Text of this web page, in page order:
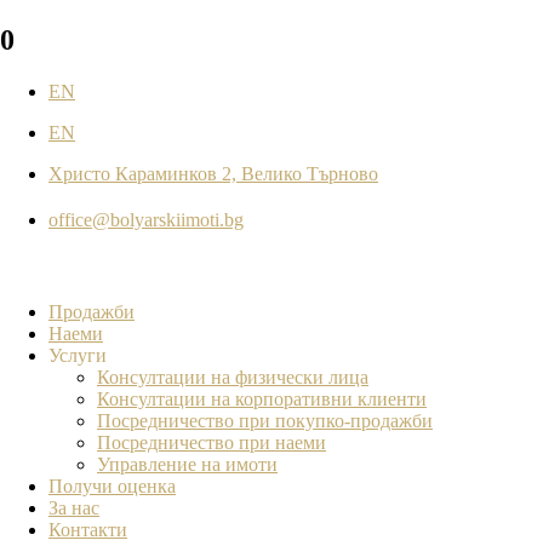
0
EN
EN
Христо Караминков 2, Велико Търново
office@bolyarskiimoti.bg
Продажби
Наеми
Услуги
Консултации на физически лица
Консултации на корпоративни клиенти
Посредничество при покупко-продажби
Посредничество при наеми
Управление на имоти
Получи оценка
За нас
Контакти